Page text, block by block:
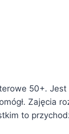
50+.
Zajęcia
to